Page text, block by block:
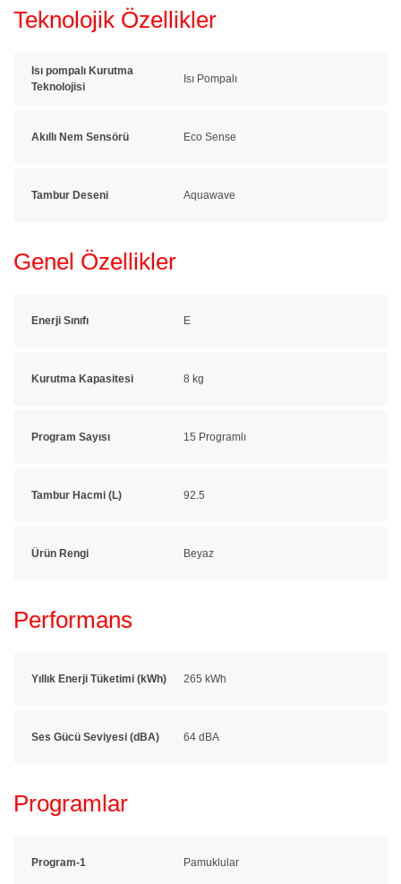
Teknolojik Özellikler
Isı pompalı Kurutma
Teknolojisi
Isı Pompalı
Akıllı Nem Sensörü Eco Sense
Tambur Deseni Aquawave
Genel Özellikler
Enerji Sınıfı E
Kurutma Kapasitesi 8 kg
Program Sayısı 15 Programlı
Tambur Hacmi (L) 92.5
Ürün Rengi Beyaz
Performans
Yıllık Enerji Tüketimi (kWh) 265 kWh
Ses Gücü Seviyesi (dBA) 64 dBA
Programlar
Program-1 Pamuklular